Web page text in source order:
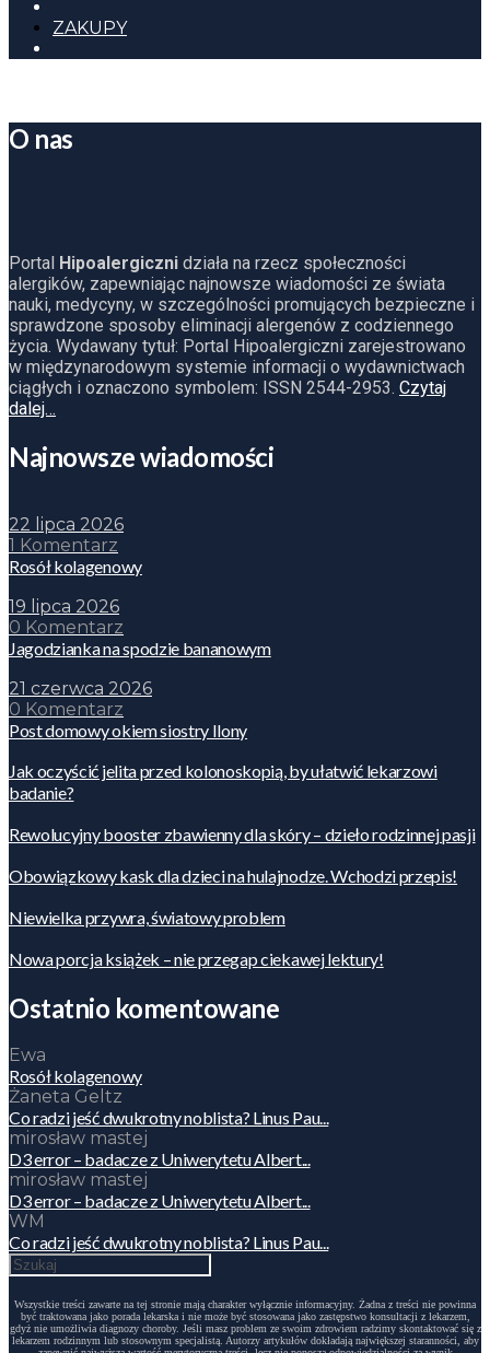
ZAKUPY
O nas
Portal Hipoalergiczni działa na rzecz społeczności
alergików, zapewniając najnowsze wiadomości ze świata
nauki, medycyny, w szczególności promujących bezpieczne i
sprawdzone sposoby eliminacji alergenów z codziennego
życia. Wydawany tytuł: Portal Hipoalergiczni zarejestrowano
w międzynarodowym systemie informacji o wydawnictwach
ciągłych i oznaczono symbolem: ISSN 2544-2953. Czytaj
dalej…
Najnowsze wiadomości
22 lipca 2026
1 Komentarz
Rosół kolagenowy
19 lipca 2026
0 Komentarz
Jagodzianka na spodzie bananowym
21 czerwca 2026
0 Komentarz
Post domowy okiem siostry Ilony
Jak oczyścić jelita przed kolonoskopią, by ułatwić lekarzowi
badanie?
Rewolucyjny booster zbawienny dla skóry – dzieło rodzinnej pasji
Obowiązkowy kask dla dzieci na hulajnodze. Wchodzi przepis!
Niewielka przywra, światowy problem
Nowa porcja książek – nie przegap ciekawej lektury!
Ostatnio komentowane
Ewa
Rosół kolagenowy
Żaneta Geltz
Co radzi jeść dwukrotny noblista? Linus Pau...
mirosław mastej
D3 error – badacze z Uniwerytetu Albert...
mirosław mastej
D3 error – badacze z Uniwerytetu Albert...
WM
Co radzi jeść dwukrotny noblista? Linus Pau...
Wszystkie treści zawarte na tej stronie mają charakter wyłącznie informacyjny. Żadna z treści nie powinna
być traktowana jako porada lekarska i nie może być stosowana jako zastępstwo konsultacji z lekarzem,
gdyż nie umożliwia diagnozy choroby. Jeśli masz problem ze swoim zdrowiem radzimy skontaktować się z
lekarzem rodzinnym lub stosownym specjalistą. Autorzy artykułów dokładają największej staranności, aby